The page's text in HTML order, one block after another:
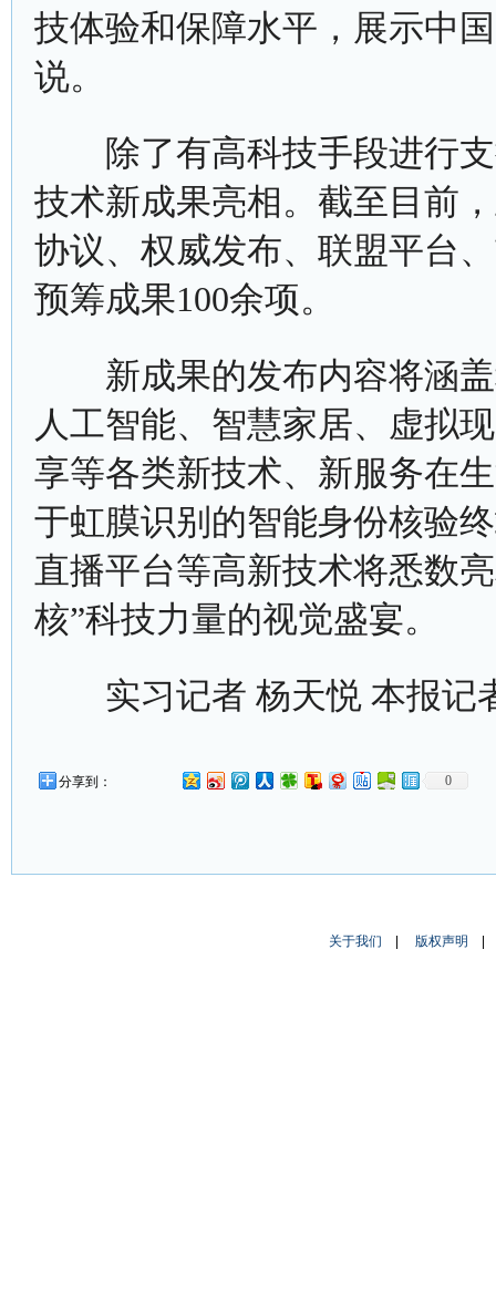
技体验和保障水平，展示中
说。
除了有高科技手段进行支
技术新成果亮相。截至目前
协议、权威发布、联盟平台
预筹成果100余项。
新成果的发布内容将涵盖
人工智能、智慧家居、虚拟
享等各类新技术、新服务在
于虹膜识别的智能身份核验
直播平台等高新技术将悉数
核”科技力量的视觉盛宴。
实习记者 杨天悦 本报记
分享到： 0
关于我们 版权声明